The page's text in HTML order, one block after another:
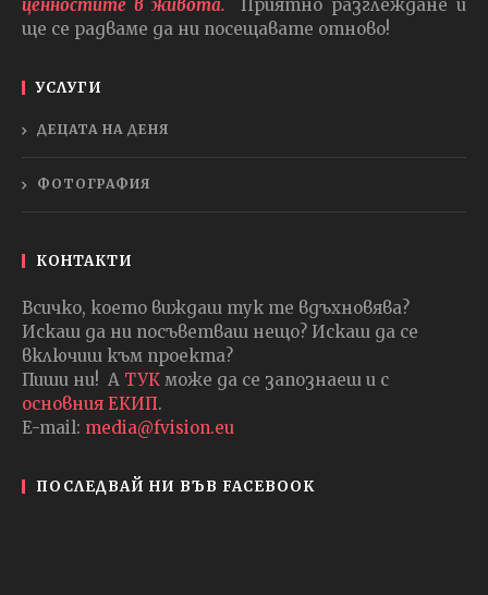
ценностите в живота.
Приятно разглеждане и
ще се радваме да ни посещавате отново!
УСЛУГИ
ДЕЦАТА НА ДЕНЯ
ФОТОГРАФИЯ
КОНТАКТИ
Всичко, което виждаш тук те вдъхновява?
Искаш да ни посъветваш нещо? Искаш да се
включиш към проекта?
Пиши ни! А ТУК може да се запознаеш и с
основния ЕКИП.
E-mail: media@fvision.eu
ПОСЛЕДВАЙ НИ ВЪВ FACEBOOK